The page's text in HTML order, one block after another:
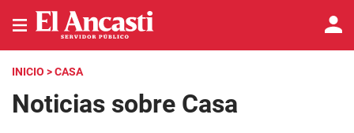
INICIO > CASA
Noticias sobre Casa